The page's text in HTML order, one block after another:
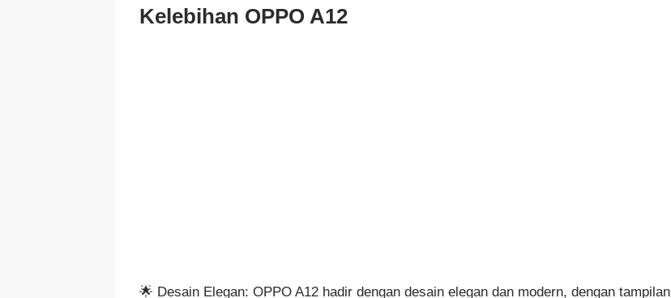
Kelebihan OPPO A12
🌟 Desain Elegan: OPPO A12 hadir dengan desain elegan dan modern, dengan tampilan